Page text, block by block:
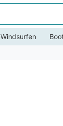
Windsurfen